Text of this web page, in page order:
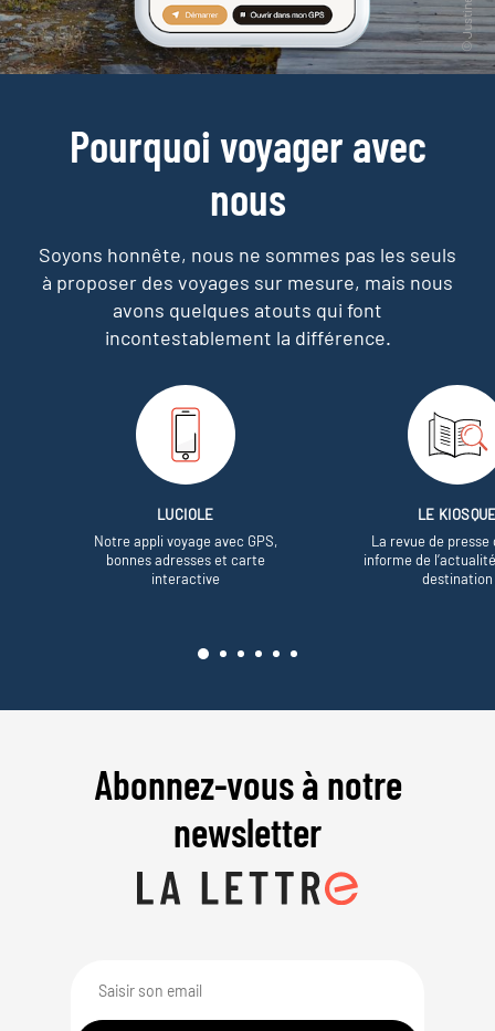
Pourquoi voyager avec
nous
Soyons honnête, nous ne sommes pas les seuls
à proposer des voyages sur mesure, mais nous
avons quelques atouts qui font
incontestablement la différence.
LUCIOLE
Notre appli voyage avec GPS,
bonnes adresses et carte
interactive
LE
La revue de presse
informe de
destination
Abonnez-vous à notre
newsletter